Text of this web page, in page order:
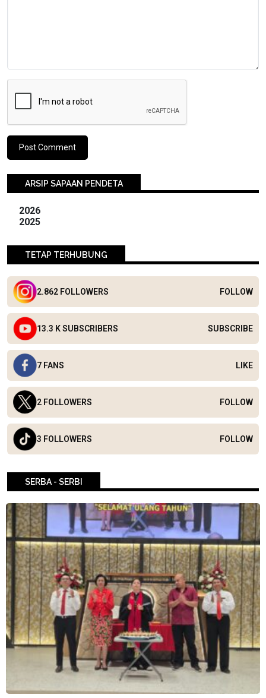
ARSIP SAPAAN PENDETA
2026
2025
TETAP TERHUBUNG
2.862 FOLLOWERS FOLLOW
13.3 K SUBSCRIBERS SUBSCRIBE
7 FANS LIKE
2 FOLLOWERS FOLLOW
3 FOLLOWERS FOLLOW
SERBA - SERBI